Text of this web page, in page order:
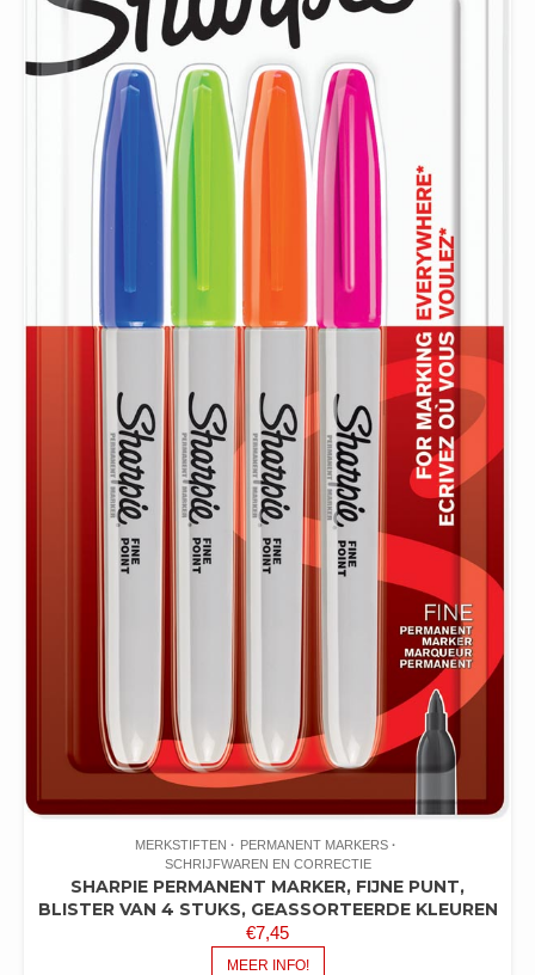
MERKSTIFTEN
PERMANENT MARKERS
SCHRIJFWAREN EN CORRECTIE
SHARPIE PERMANENT MARKER, FIJNE PUNT,
BLISTER VAN 4 STUKS, GEASSORTEERDE KLEUREN
€7,45
MEER INFO!